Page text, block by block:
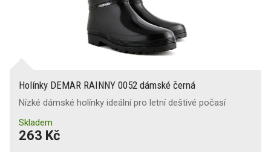
Holínky DEMAR RAINNY 0052 dámské černá
Nízké dámské holínky ideální pro letní deštivé počasí
Skladem
263 Kč